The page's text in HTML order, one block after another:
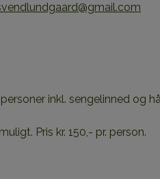
inkl. sengelinned og
Pris kr. 150,- pr. person.